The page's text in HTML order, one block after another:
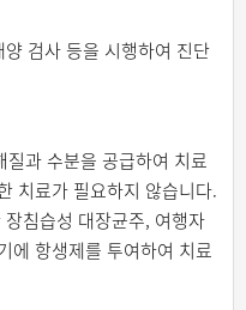
검사 등을 시행하여 진단
과 수분을 공급하여 치료
치료가 필요하지 않습니다.
침습성 대장균주, 여행자
에 항생제를 투여하여 치료